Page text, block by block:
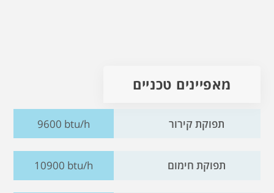
מאפיינים טכניים
תפוקת קירור 9600 btu/h
תפוקת חימום 10900 btu/h